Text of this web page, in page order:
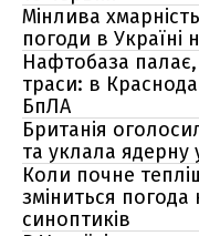
Мінлива
погоди в Україні
Нафтобаза
траси: в
БпЛА
Британія
та уклала ядерну
Коли почне
зміниться погода
синоптиків